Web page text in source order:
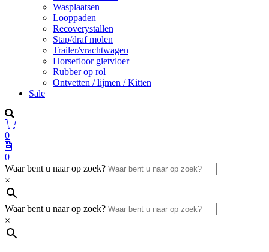
Wasplaatsen
Looppaden
Recoverystallen
Stap/draf molen
Trailer/vrachtwagen
Horsefloor gietvloer
Rubber op rol
Ontvetten / lijmen / Kitten
Sale
0
0
Waar bent u naar op zoek?
×
Waar bent u naar op zoek?
×